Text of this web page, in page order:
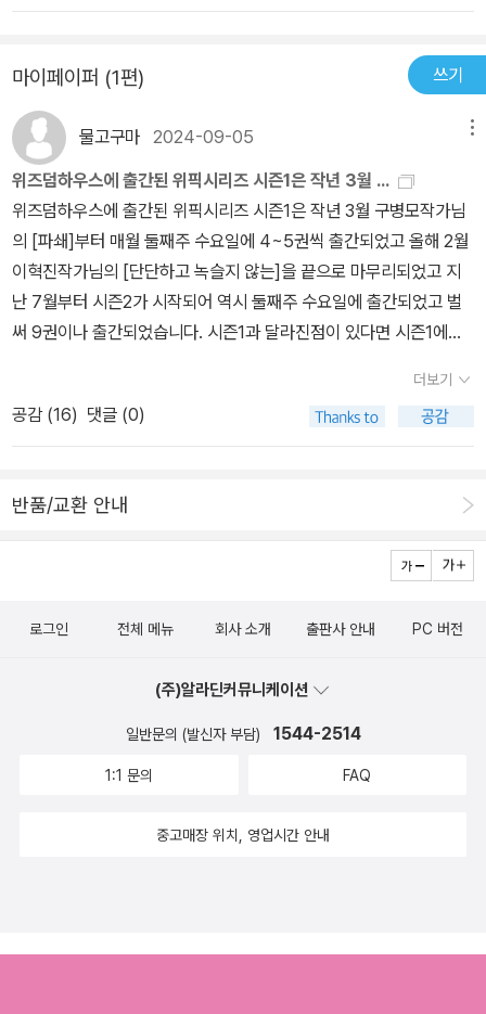
단이 아닌, 이해를 하는 과정인 것이다. 인간은 인간을 위해 로봇을 만
운 현실가능성 있는 이야기인 것이다. 거짓말을 하는 인간을 바로잡
고자 고민하는 인공지능들의 대화는 입틀막 순간이었다. #위피커 #
위픽시리즈#위즈덤하우스 #김이환
마이페이퍼 (1편) 쓰기
물고구마 2024-09-05
위즈덤하우스에 출간된 위픽시리즈 시즌1은 작년 3월 ...
위즈덤하우스에 출간된 위픽시리즈 시즌1은 작년 3월 구병모작가님
의 [파쇄]부터 매월 둘째주 수요일에 4~5권씩 출간되었고 올해 2월
이혁진작가님의 [단단하고 녹슬지 않는]을 끝으로 마무리되었고 지
난 7월부터 시즌2가 시작되어 역시 둘째주 수요일에 출간되었고 벌
써 9권이나 출간되었습니다. 시즌1과 달라진점이 있다면 시즌1에서
는 데 시즌2부터는 그 것이 빠져있고 또한 책 표지에만 음각이 되어
있지만 대신 시즌1에는 없던 작가님들과의 인터뷰와 책 띠지 뒷면에
책의 바코드와 함께 작품에 도움이 되는 문구들이 삽입되어 감상포인
교체하며 사라졌고 그중 일부는 제가 주기적으로 가는 작은 도서관에
려고 합니다.)바로 시즌 2의 단편들을 읽어보고 싶지만 앞서 출간된
읽으려고 합니다. (위픽 양장 노트에다 50편의 작품 구매처와 읽은
기가 어려웠어요. 그리고 리뷰를 쓸때는 귀하고 좋은 작품들을 만나
보게 해주셨기에 그에 대한 감사의 표시로 별점 5점을 무조건 드렸지
하게 별점을 주었으며 대체로 3개 반에서 4개 정도 드렸습니다. 인터
양장 노트를 바라는 것은 출판사에 부담이 되므로 그냥 현재처럼 리
더보기
공감 (16) 댓글 (0)
반품/교환 안내
로그인 전체 메뉴 회사 소개 출판사 안내 PC 버전
(주)알라딘커뮤니케이션
일반문의 (발신자 부담) 1544-2514
1:1 문의 FAQ
중고매장 위치, 영업시간 안내